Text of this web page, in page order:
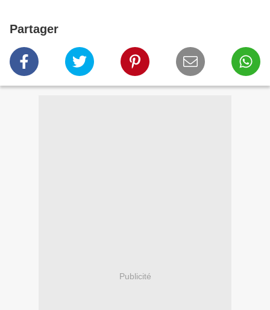
Partager
Publicité